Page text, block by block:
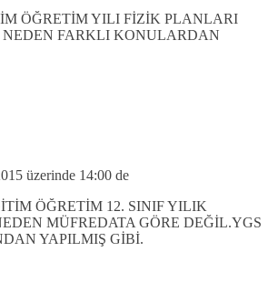
ÖĞRETİM YILI FİZİK PLANLARI
NEDEN FARKLI KONULARDAN
üzerinde 14:00 de
ÖĞRETİM 12. SINIF YILIK
MÜFREDATA GÖRE DEĞİL.YGS
YAPILMIŞ GİBİ.